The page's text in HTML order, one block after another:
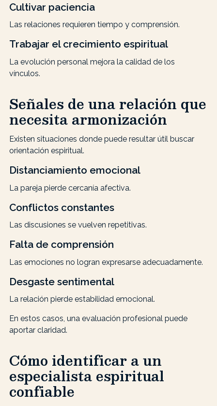
Cultivar paciencia
Las relaciones requieren tiempo y comprensión.
Trabajar el crecimiento espiritual
La evolución personal mejora la calidad de los
vínculos.
Señales de una relación que
necesita armonización
Existen situaciones donde puede resultar útil buscar
orientación espiritual.
Distanciamiento emocional
La pareja pierde cercanía afectiva.
Conflictos constantes
Las discusiones se vuelven repetitivas.
Falta de comprensión
Las emociones no logran expresarse adecuadamente.
Desgaste sentimental
La relación pierde estabilidad emocional.
En estos casos, una evaluación profesional puede
aportar claridad.
Cómo identificar a un
especialista espiritual
confiable